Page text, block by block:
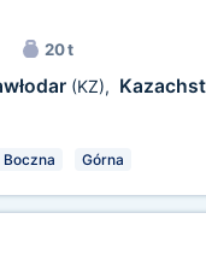
20 t
(KZ),
Boczna Górna